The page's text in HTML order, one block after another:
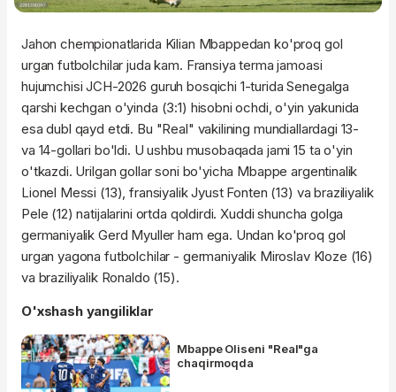
Jahon chempionatlarida Kilian Mbappedan ko'proq gol
urgan futbolchilar juda kam. Fransiya terma jamoasi
hujumchisi JCH-2026 guruh bosqichi 1-turida Senegalga
qarshi kechgan o'yinda (3:1) hisobni ochdi, o'yin yakunida
esa dubl qayd etdi. Bu "Real" vakilining mundiallardagi 13-
va 14-gollari bo'ldi. U ushbu musobaqada jami 15 ta o'yin
o'tkazdi. Urilgan gollar soni bo'yicha Mbappe argentinalik
Lionel Messi (13), fransiyalik Jyust Fonten (13) va braziliyalik
Pele (12) natijalarini ortda qoldirdi. Xuddi shuncha golga
germaniyalik Gerd Myuller ham ega. Undan ko'proq gol
urgan yagona futbolchilar - germaniyalik Miroslav Kloze (16)
va braziliyalik Ronaldo (15).
O'xshash yangiliklar
Mbappe Oliseni "Real"ga
chaqirmoqda